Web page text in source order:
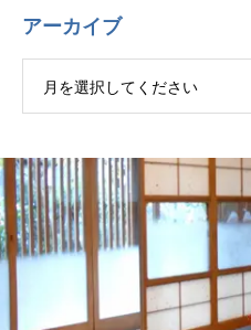
アーカイブ
月を選択してください